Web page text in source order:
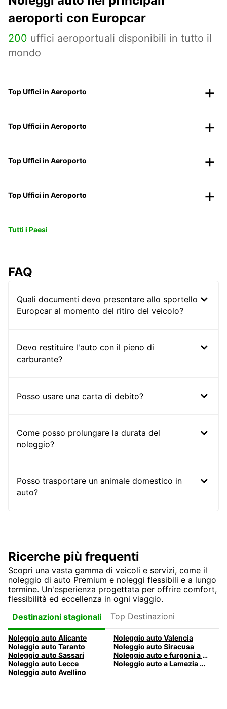
aeroporti con Europcar
200 uffici aeroportuali disponibili in tutto il
mondo
Top Uffici in Aeroporto
Top Uffici in Aeroporto
Top Uffici in Aeroporto
Top Uffici in Aeroporto
Tutti i Paesi
FAQ
Quali documenti devo presentare allo sportello
Europcar al momento del ritiro del veicolo?
Devo restituire l'auto con il pieno di
carburante?
Posso usare una carta di debito?
Come posso prolungare la durata del
noleggio?
Posso trasportare un animale domestico in
auto?
Ricerche più frequenti
Scopri una vasta gamma di veicoli e servizi, come il
noleggio di auto Premium e noleggi flessibili e a lungo
termine. Un'esperienza progettata per offrire comfort,
flessibilità ed eccellenza in ogni viaggio.
Destinazioni stagionali
Top Destinazioni
Noleggio auto Alicante
Noleggio auto Valencia
Noleggio auto Taranto
Noleggio auto Siracusa
Noleggio auto Sassari
Noleggio auto e furgoni a Pescara
Noleggio auto Lecce
Noleggio auto a Lamezia Terme, Italia
Noleggio auto Avellino